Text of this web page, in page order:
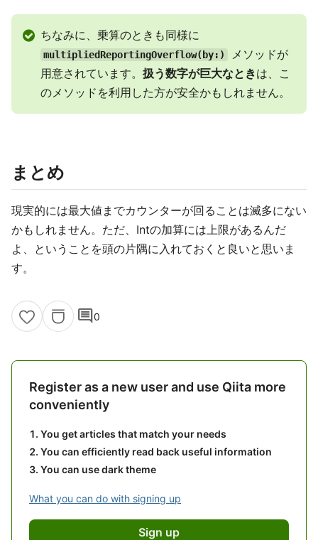
ちなみに、乗算のときも同様に
multipliedReportingOverflow(by:)
メソッドが
用意されています。 扱う数字が巨大なときは、こ
のメソッドを利用した方が安全かもしれません。
まとめ
現実的には最大値までカウンターが回ることは滅多にない
かもしれません。ただ、Intの加算には上限があるんだ
よ、ということを頭の片隅に入れておくと良いと思いま
す。
comment0
Register as a new user and use Qiita more
conveniently
You get articles that match your needs
You can efficiently read back useful information
You can use dark theme
What you can do with signing up
Sign up